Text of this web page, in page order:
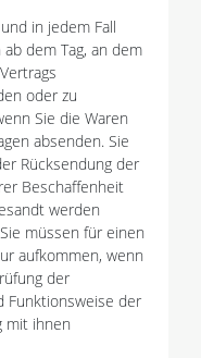
in jedem Fall
dem Tag, an dem
oder zu
Sie die Waren
absenden. Sie
Rücksendung der
Beschaffenheit
werden
müssen für einen
aufkommen, wenn
der
Funktionsweise der
mit ihnen